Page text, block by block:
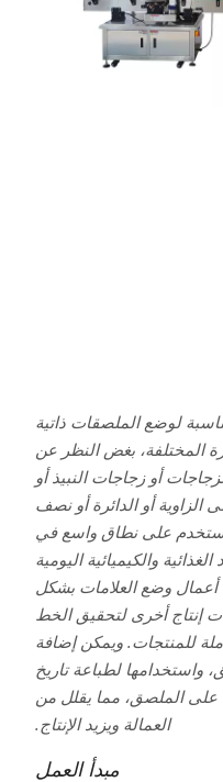
لوضع الملصقات ذاتية
المختلفة، بغض النظر عن
أو زجاجات النبيذ أو
الزاوية أو الدائرة أو نصف
على نطاق واسع في
والكيميائية اليومية
أعمال وضع العلامات بشكل
إنتاج أخرى لتحقيق الخط
للمنتجات. ويمكن إضافة
واستخدامها لطباعة تاريخ
على الملصق، مما يقلل من
العمالة ويزيد الإنتاج.
مبدأ العمل